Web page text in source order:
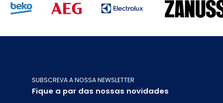
SUBSCREVA A NOSSA NEWSLETTER
Fique a par das nossas novidades